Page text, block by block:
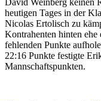
David Weinberg keinen
heutigen Tages in der
Nicolas Ertolisch zu
Kontrahenten hinten
fehlenden Punkte
22:16 Punkte festigte
Mannschaftspunkten.